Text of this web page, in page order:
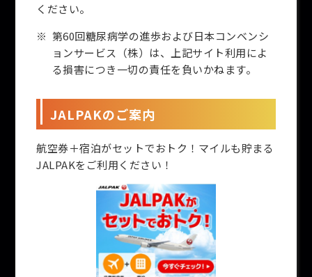
ください。
第60回糖尿病学の進歩および日本コンベンシ
ョンサービス（株）は、上記サイト利用によ
る損害につき一切の責任を負いかねます。
JALPAKのご案内
航空券＋宿泊がセットでおトク！マイルも貯まる
JALPAKをご利用ください！